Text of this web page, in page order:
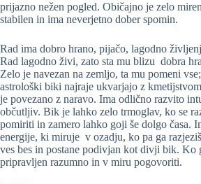
prijazno nežen pogled. Običajno je zelo
stabilen in ima neverjetno dober spomin.
Rad ima dobro hrano, pijačo, lagodno
Rad lagodno živi, zato sta mu blizu dobra
Zelo je navezan na zemljo, ta mu pomeni
astrološki biki najraje ukvarjajo z
je povezano z naravo. Ima odlično razvito
občutljiv. Bik je lahko zelo trmoglav, ko se
pomiriti in zamero lahko goji še dolgo časa.
energije, ki miruje v ozadju, ko pa ga
ves bes in postane podivjan kot divji bik. Ko
pripravljen razumno in v miru pogovoriti.